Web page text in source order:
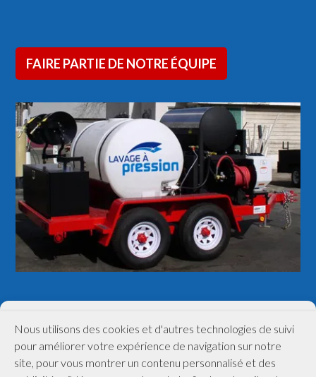
Nous utilisons des cookies et d'autres technologies de suivi
pour améliorer votre expérience de navigation sur notre
site, pour vous montrer un contenu personnalisé et des
FAIRE PARTIE DE NOTRE ÉQUIPE
(514) 448-9727